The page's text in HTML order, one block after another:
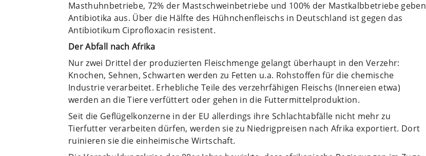
Masthuhnbetriebe, 72% der Mastschweinbetriebe und 100% der Mastkalbbetriebe geben
Antibiotika aus. Über die Hälfte des Hühnchenfleischs in Deutschland ist gegen das
Antibiotikum Ciprofloxacin resistent.
Der Abfall nach Afrika
Nur zwei Drittel der produzierten Fleischmenge gelangt überhaupt in den Verzehr:
Knochen, Sehnen, Schwarten werden zu Fetten u.a. Rohstoffen für die chemische
Industrie verarbeitet. Erhebliche Teile des verzehrfähigen Fleischs (Innereien etwa)
werden an die Tiere verfüttert oder gehen in die Futtermittelproduktion.
Seit die Geflügelkonzerne in der EU allerdings ihre Schlachtabfälle nicht mehr zu
Tierfutter verarbeiten dürfen, werden sie zu Niedrigpreisen nach Afrika exportiert. Dort
ruinieren sie die einheimische Wirtschaft.